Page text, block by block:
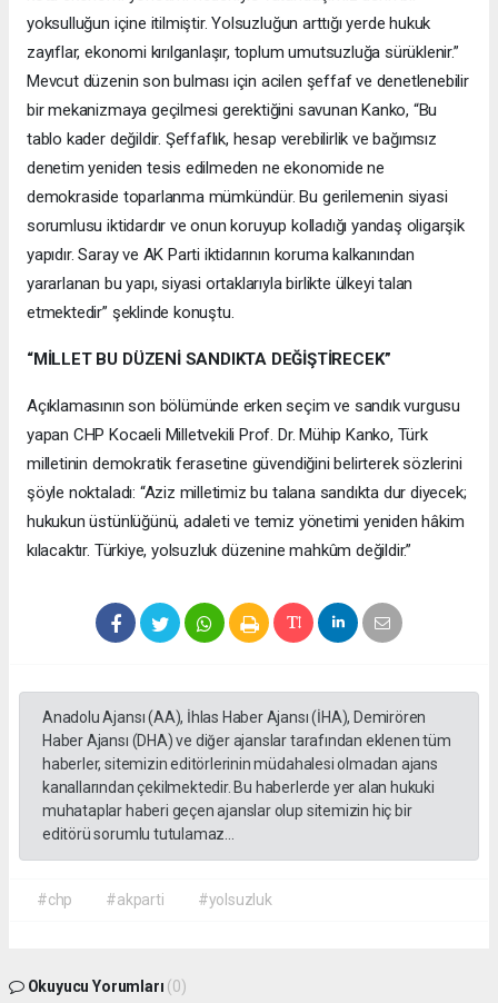
yoksulluğun içine itilmiştir. Yolsuzluğun arttığı yerde hukuk
zayıflar, ekonomi kırılganlaşır, toplum umutsuzluğa sürüklenir.”
Mevcut düzenin son bulması için acilen şeffaf ve denetlenebilir
bir mekanizmaya geçilmesi gerektiğini savunan Kanko, “Bu
tablo kader değildir. Şeffaflık, hesap verebilirlik ve bağımsız
denetim yeniden tesis edilmeden ne ekonomide ne
demokraside toparlanma mümkündür. Bu gerilemenin siyasi
sorumlusu iktidardır ve onun koruyup kolladığı yandaş oligarşik
yapıdır. Saray ve AK Parti iktidarının koruma kalkanından
yararlanan bu yapı, siyasi ortaklarıyla birlikte ülkeyi talan
etmektedir” şeklinde konuştu.
“MİLLET BU DÜZENİ SANDIKTA DEĞİŞTİRECEK”
Açıklamasının son bölümünde erken seçim ve sandık vurgusu
yapan CHP Kocaeli Milletvekili Prof. Dr. Mühip Kanko, Türk
milletinin demokratik ferasetine güvendiğini belirterek sözlerini
şöyle noktaladı: “Aziz milletimiz bu talana sandıkta dur diyecek;
hukukun üstünlüğünü, adaleti ve temiz yönetimi yeniden hâkim
kılacaktır. Türkiye, yolsuzluk düzenine mahkûm değildir.”
Anadolu Ajansı (AA), İhlas Haber Ajansı (İHA), Demirören
Haber Ajansı (DHA) ve diğer ajanslar tarafından eklenen tüm
haberler, sitemizin editörlerinin müdahalesi olmadan ajans
kanallarından çekilmektedir. Bu haberlerde yer alan hukuki
muhataplar haberi geçen ajanslar olup sitemizin hiç bir
editörü sorumlu tutulamaz...
#chp #akparti #yolsuzluk
Okuyucu Yorumları (0)